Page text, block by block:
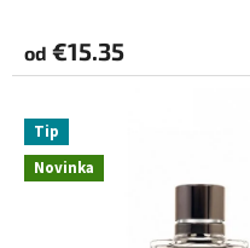
od €15.35
Novinka
Tip